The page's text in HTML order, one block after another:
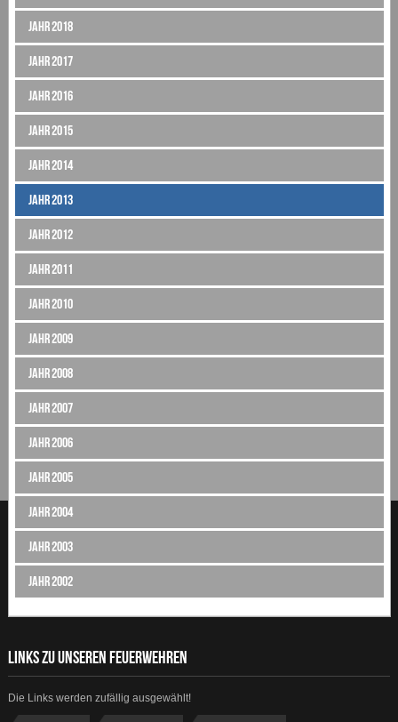
Jahr 2018
Jahr 2017
Jahr 2016
Jahr 2015
Jahr 2014
Jahr 2013
Jahr 2012
Jahr 2011
Jahr 2010
Jahr 2009
Jahr 2008
Jahr 2007
Jahr 2006
Jahr 2005
Jahr 2004
Jahr 2003
Jahr 2002
LINKS ZU UNSEREN FEUERWEHREN
Die Links werden zufällig ausgewählt!